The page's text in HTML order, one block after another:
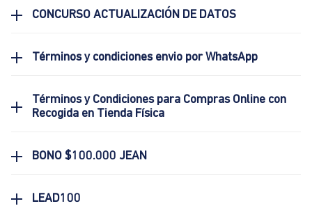
CONCURSO ACTUALIZACIÓN DE DATOS
Términos y condiciones envio por WhatsApp
Términos y Condiciones para Compras Online con
Recogida en Tienda Física
BONO $100.000 JEAN
LEAD100